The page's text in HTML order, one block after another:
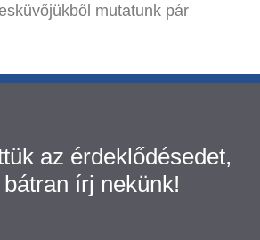
mutatunk pár
az érdeklődésedet,
írj nekünk!